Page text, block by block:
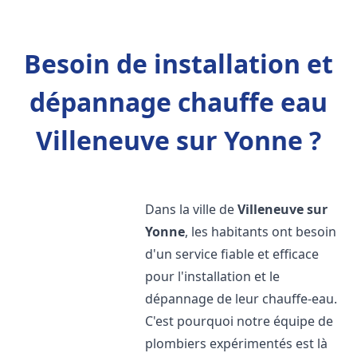
Besoin de installation et
dépannage chauffe eau
Villeneuve sur Yonne ?
Dans la ville deVilleneuve sur
Yonne, les habitants ont besoin
d'un service fiable et efficace
pour l'installation et le
dépannage de leur chauffe-eau.
C'est pourquoi notre équipe de
plombiers expérimentés est là